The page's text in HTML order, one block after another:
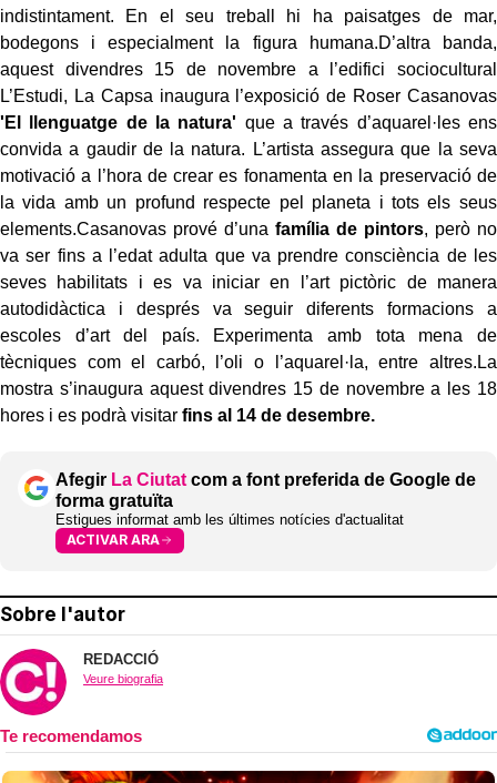
indistintament. En el seu treball hi ha paisatges de mar,
bodegons i especialment la figura humana.D’altra banda,
aquest divendres 15 de novembre a l’edifici sociocultural
L’Estudi, La Capsa inaugura l’exposició de Roser Casanovas
'El llenguatge de la natura' que a través d’aquarel·les ens
convida a gaudir de la natura. L’artista assegura que la seva
motivació a l’hora de crear es fonamenta en la preservació de
la vida amb un profund respecte pel planeta i tots els seus
elements.Casanovas prové d’una família de pintors, però no
va ser fins a l’edat adulta que va prendre consciència de les
seves habilitats i es va iniciar en l’art pictòric de manera
autodidàctica i després va seguir diferents formacions a
escoles d’art del país. Experimenta amb tota mena de
tècniques com el carbó, l’oli o l’aquarel·la, entre altres.La
mostra s’inaugura aquest divendres 15 de novembre a les 18
hores i es podrà visitar fins al 14 de desembre.
Afegir La Ciutat com a font preferida de Google de
forma gratuïta
Estigues informat amb les últimes notícies d'actualitat
ACTIVAR ARA
Sobre l'autor
REDACCIÓ
Veure biografia